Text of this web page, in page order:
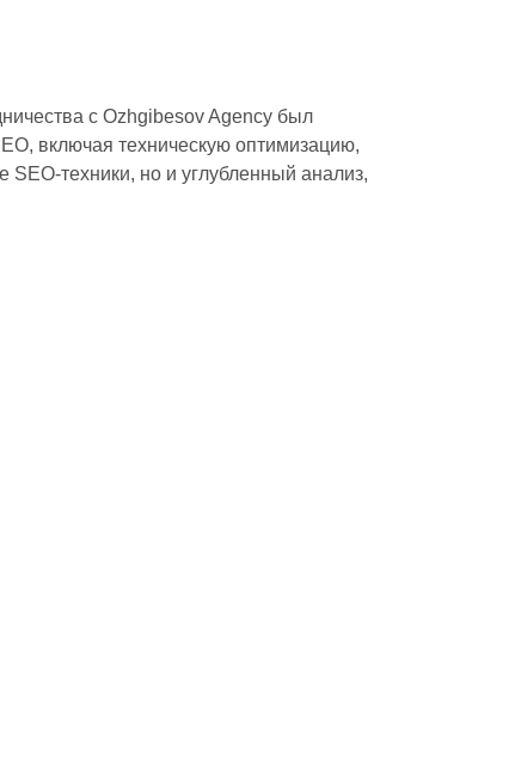
с Ozhgibesov Agency был
включая техническую оптимизацию,
техники, но и углубленный анализ,